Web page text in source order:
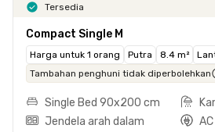
Tersedia
Compact Single M
Harga untuk 1 orang Putra 8.4 m²
Tambahan penghuni tidak diperbolehkan
Single Bed 90x200 cm
Jendela arah dalam
AC